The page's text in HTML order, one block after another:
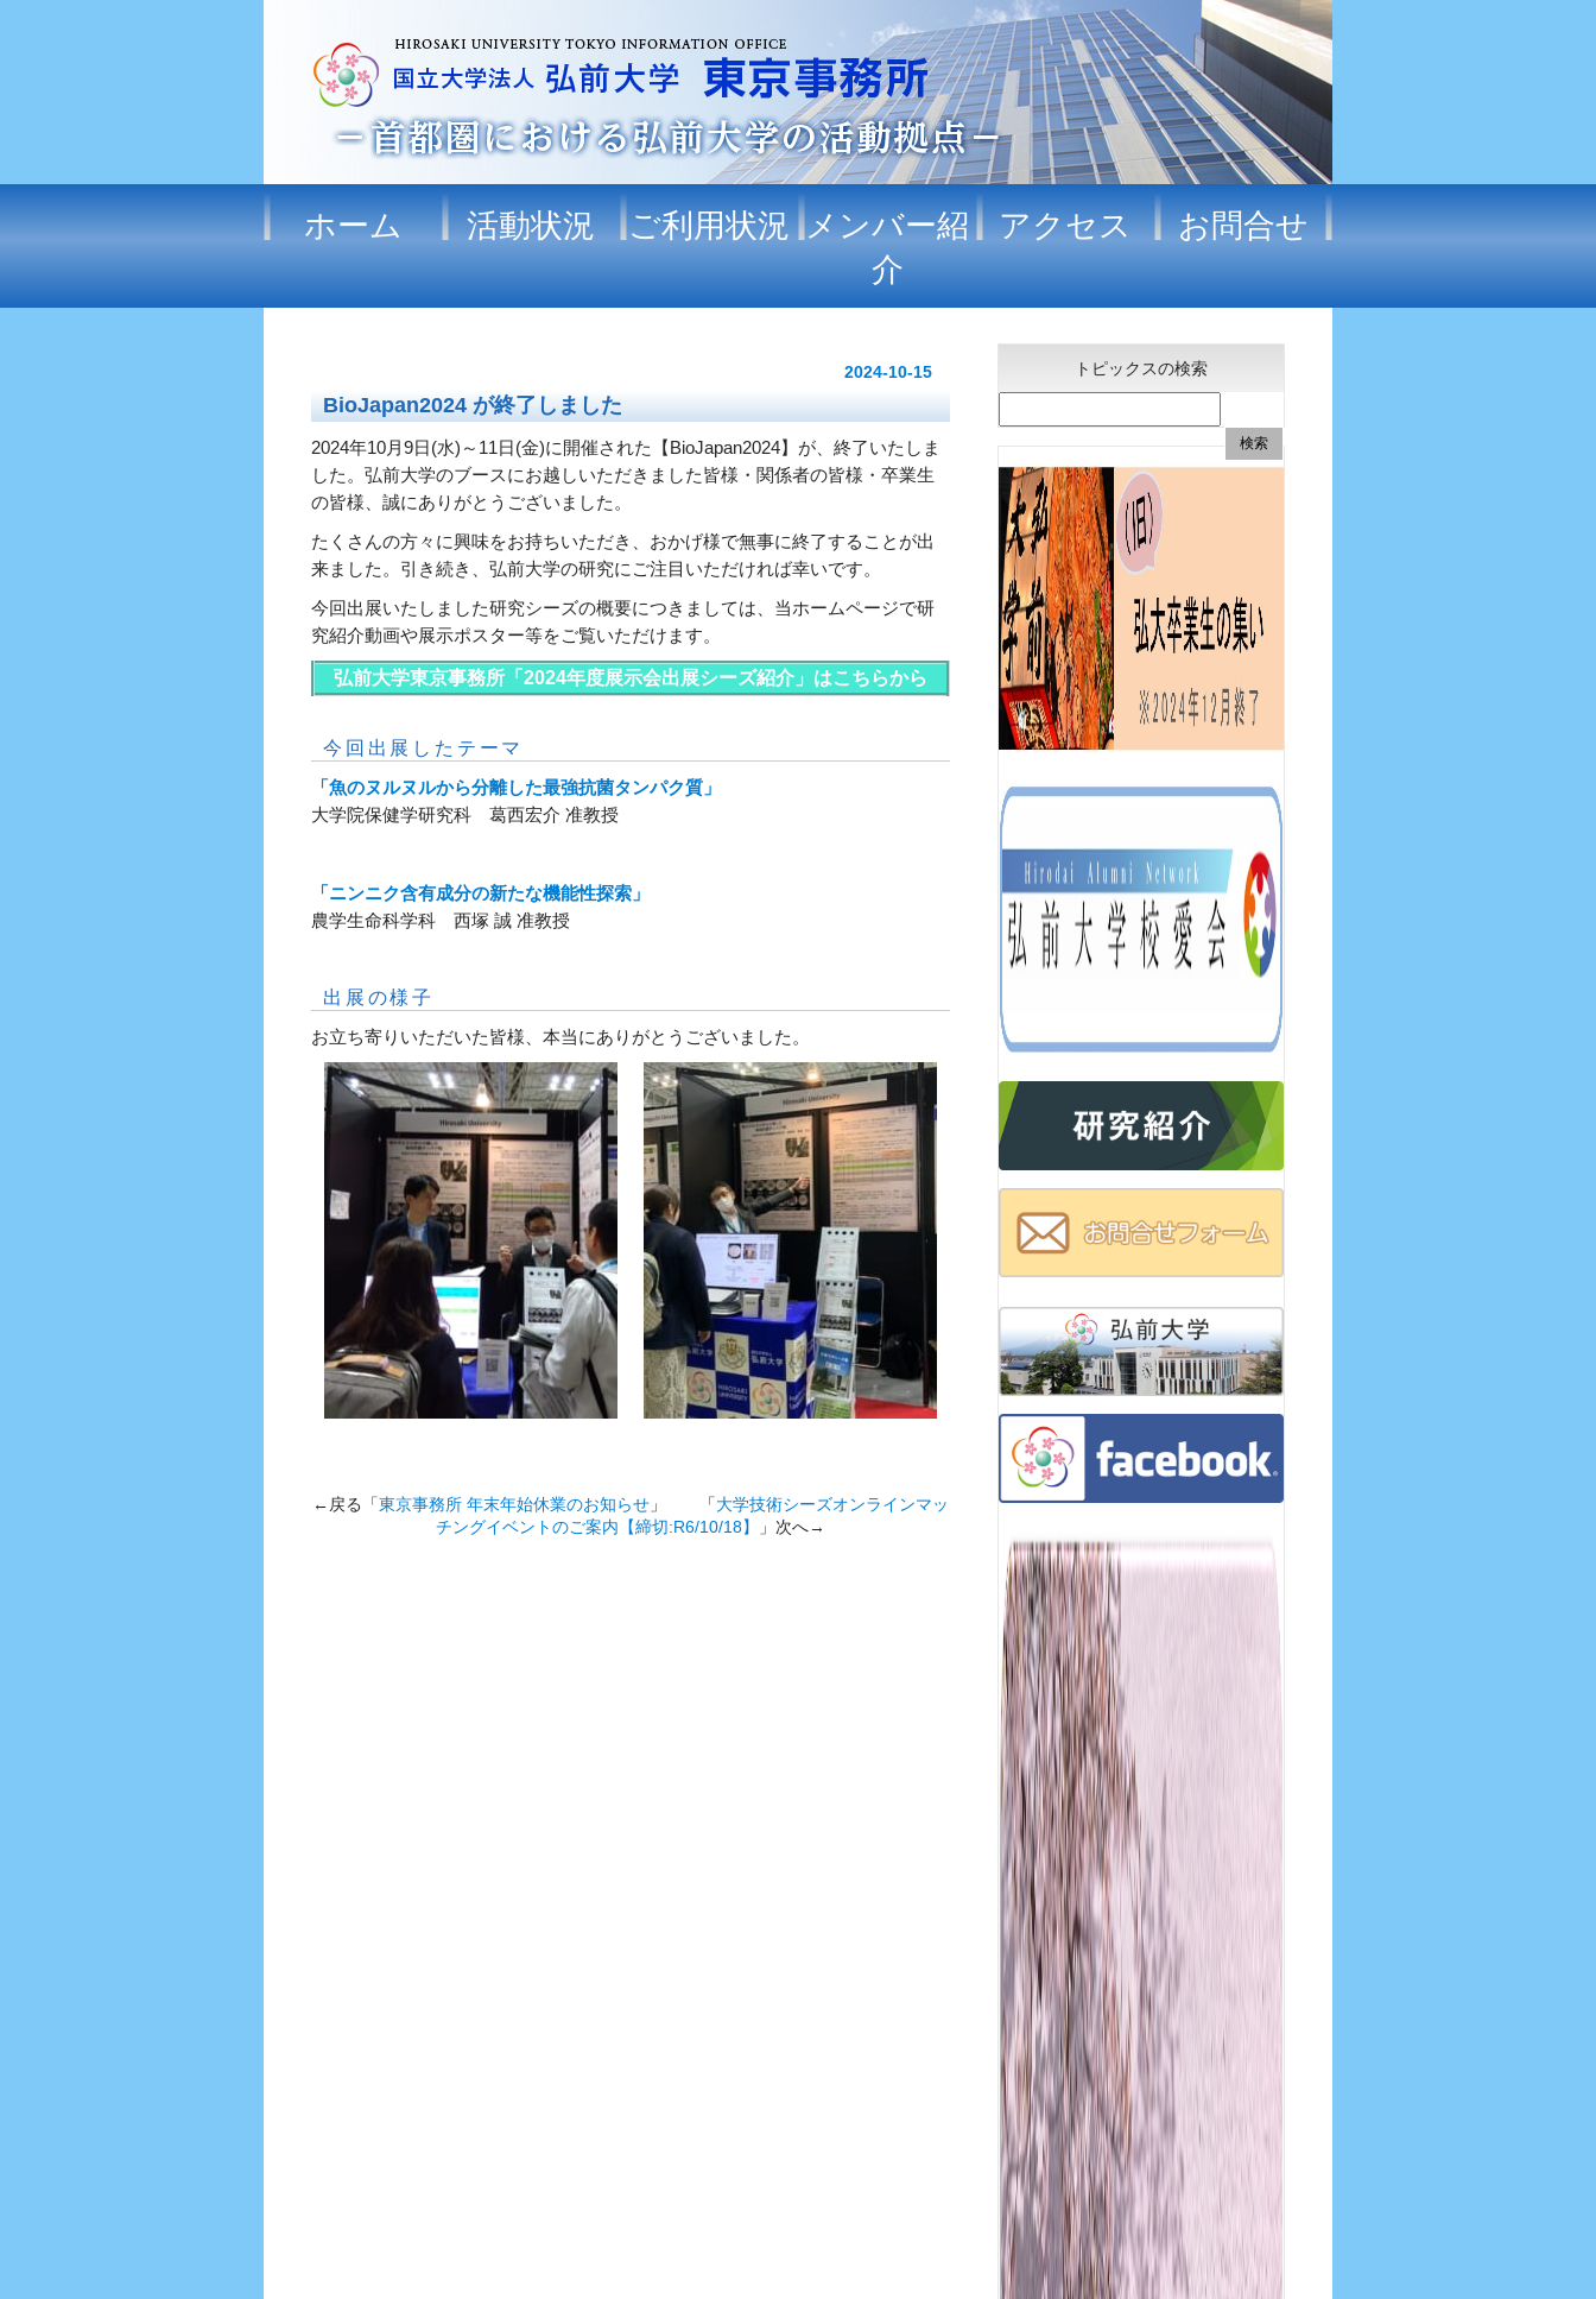
ホーム 活動状況 ご利用状況 メンバー紹
介
アクセス お問合せ
2024-10-15
BioJapan2024 が終了しました
2024年10月9日(水)～11日(金)に開催された【BioJapan2024】が、終了いたしま
した。弘前大学のブースにお越しいただきました皆様・関係者の皆様・卒業生
の皆様、誠にありがとうございました。
たくさんの方々に興味をお持ちいただき、おかげ様で無事に終了することが出
来ました。引き続き、弘前大学の研究にご注目いただければ幸いです。
今回出展いたしました研究シーズの概要につきましては、当ホームページで研
究紹介動画や展示ポスター等をご覧いただけます。
弘前大学東京事務所「2024年度展示会出展シーズ紹介」はこちらから
今回出展したテーマ
「魚のヌルヌルから分離した最強抗菌タンパク質」
大学院保健学研究科 葛西宏介 准教授
「ニンニク含有成分の新たな機能性探索」
農学生命科学科 西塚 誠 准教授
出展の様子
お立ち寄りいただいた皆様、本当にありがとうございました。
←戻る「東京事務所 年末年始休業のお知らせ 」 「大学技術シーズオンラインマッ
チングイベントのご案内【締切:R6/10/18】
」次へ→
トピックスの検索